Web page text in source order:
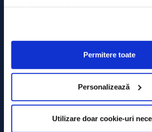
Permitere toate
Personalizează
Utilizare doar cookie-uri
Declarația Cookie